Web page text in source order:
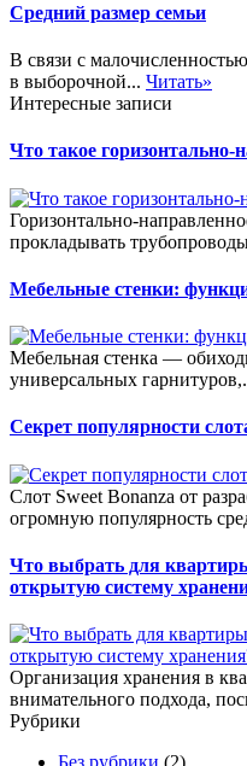
Средний размер семьи
В связи с
в выборочной... Читать»
Интересные записи
Что такое горизонтально-
Горизонтально-
прокладывать
Мебельные стенки:
Мебельная стенка —
универсальных
Секрет популярности
Слот Sweet Bonanza от
огромную популярность
Что выбрать для
открытую систему
Организация хранения в
внимательного подхода,
Рубрики
Без рубрики (2)